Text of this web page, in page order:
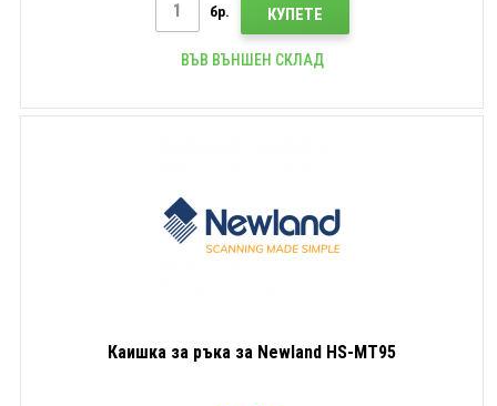
бр. КУПЕТЕ
ВЪВ ВЪНШЕН СКЛАД
Каишка за ръка за Newland HS-MT95